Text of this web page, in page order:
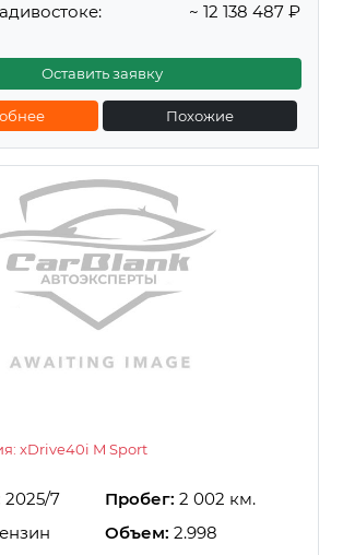
~ 12 138 487 ₽
Оставить заявку
Похожие
xDrive40i M Sport
2025/7 Пробег: 2 002 км.
Объем: 2.998